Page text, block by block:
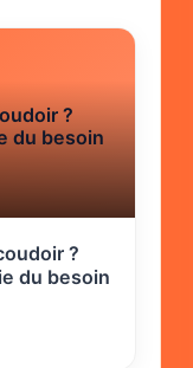
?
du besoin
?
du besoin